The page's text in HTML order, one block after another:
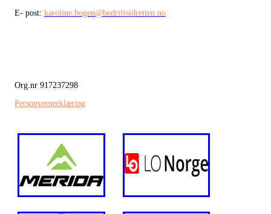
E- post: karoline.bogen@bedriftsidretten.no
Org.nr 917237298
Personvernerklæring